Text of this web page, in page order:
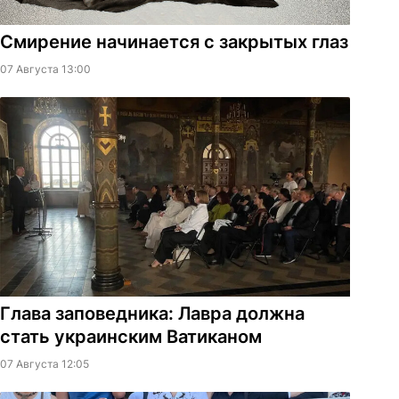
Смирение начинается с закрытых глаз
07 Августа 13:00
Глава заповедника: Лавра должна
стать украинским Ватиканом
07 Августа 12:05